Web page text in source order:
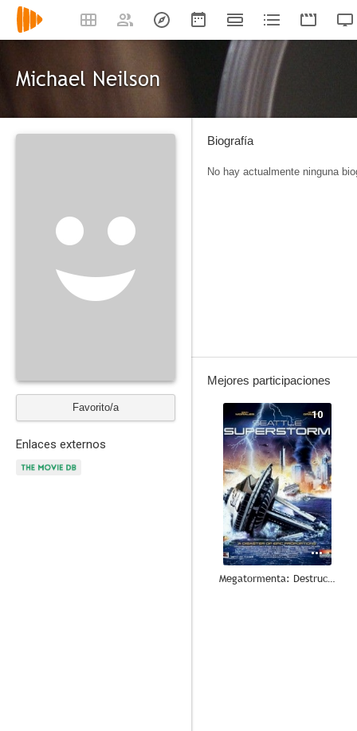
Michael Neilson
Favorito/a
Enlaces externos
Biografía
No hay actualmente ninguna
Mejores participaciones
10
Megatormenta: Destrucción inminente